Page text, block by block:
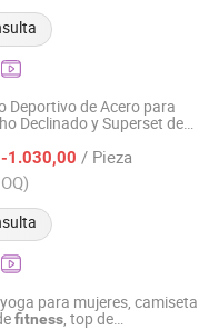
Deportivo de Acero para
Declinado y Superset de
1.030,00 / Pieza
Co., Ltd
2026
para mujeres, camiseta
fitness , top de